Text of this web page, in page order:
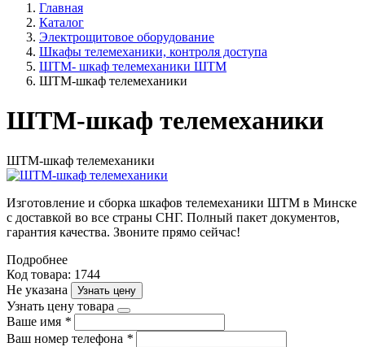
Главная
Каталог
Электрощитовое оборудование
Шкафы телемеханики, контроля доступа
ШТМ- шкаф телемеханики ШТМ
ШТМ-шкаф телемеханики
ШТМ-шкаф телемеханики
ШТМ-шкаф телемеханики
Изготовление и сборка шкафов телемеханики ШТМ в Минске
с доставкой во все страны СНГ. Полный пакет документов,
гарантия качества. Звоните прямо сейчас!
Подробнее
Код товара: 1744
Не указана
Узнать цену
Узнать цену товара
Ваше имя *
Ваш номер телефона *